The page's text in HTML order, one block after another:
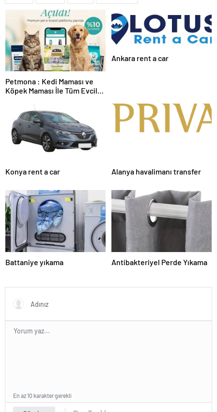
Petmona : Kedi Maması ve
Köpek Maması İle Tüm Evcil
Ankara rent a car
Konya rent a car Alanya havalimanı transfer
Battaniye yıkama Antibakteriyel Perde Yıkama
En az 10 karakter gerekli